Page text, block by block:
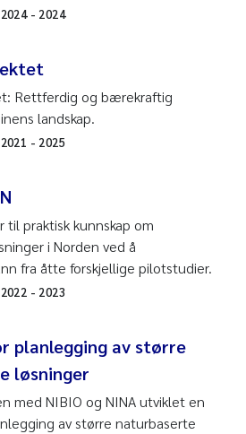
2024- 2024
Rettferdig og bærekraftig
landskap.
2021 - 2025
til praktisk kunnskap om
i Norden ved å
fra åtte forskjellige pilotstudier.
2022 - 2023
planlegging av større
løsninger
med NIBIO og NINA utviklet en
av større naturbaserte